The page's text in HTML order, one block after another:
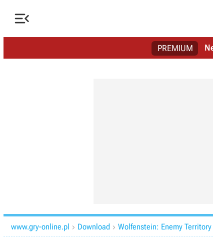

PREMIUM
www.gry-online.pl  Download  Wolfenstein: Enemy Territory